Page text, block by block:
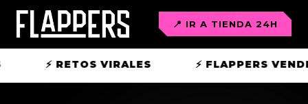
📍 IR A TIENDA 24H
HOUSE ⚡ ABIERTO 24/7 ⚡ IMPORT